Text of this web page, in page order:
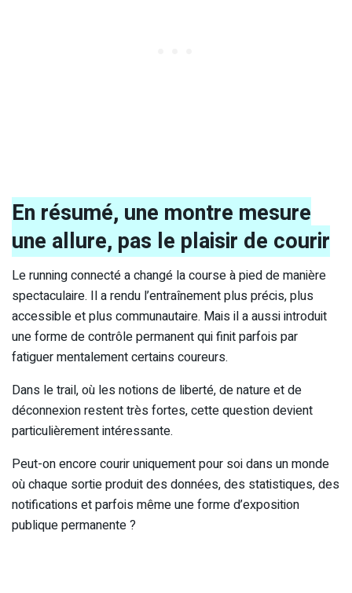
En résumé, une montre mesure
une allure, pas le plaisir de courir
Le running connecté a changé la course à pied de manière
spectaculaire. Il a rendu l’entraînement plus précis, plus
accessible et plus communautaire. Mais il a aussi introduit
une forme de contrôle permanent qui finit parfois par
fatiguer mentalement certains coureurs.
Dans le trail, où les notions de liberté, de nature et de
déconnexion restent très fortes, cette question devient
particulièrement intéressante.
Peut-on encore courir uniquement pour soi dans un monde
où chaque sortie produit des données, des statistiques, des
notifications et parfois même une forme d’exposition
publique permanente ?